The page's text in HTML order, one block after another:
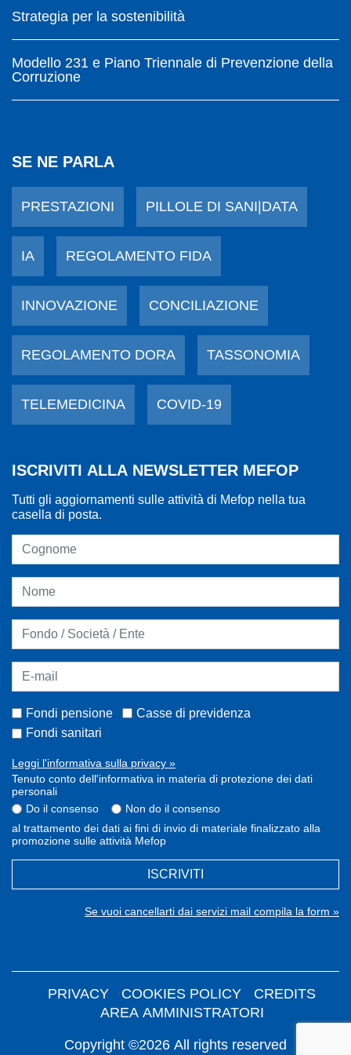
Strategia per la sostenibilità
Modello 231 e Piano Triennale di Prevenzione della
Corruzione
SE NE PARLA
PRESTAZIONI PILLOLE DI SANI|DATA
IA REGOLAMENTO FIDA
INNOVAZIONE CONCILIAZIONE
REGOLAMENTO DORA TASSONOMIA
TELEMEDICINA COVID-19
ISCRIVITI ALLA NEWSLETTER MEFOP
Tutti gli aggiornamenti sulle attività di Mefop nella tua
casella di posta.
Fondi pensione
Casse di previdenza
Fondi sanitari
Leggi l'informativa sulla privacy »
Tenuto conto dell'informativa in materia di protezione dei dati
personali
Do il consenso
Non do il consenso
al trattamento dei dati ai fini di invio di materiale finalizzato alla
promozione sulle attività Mefop
ISCRIVITI
Se vuoi cancellarti dai servizi mail compila la form »
Copyright ©2026 All rights reserved
PRIVACY COOKIES POLICY
CREDITS
AREA AMMINISTRATORI